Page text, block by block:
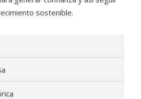
sostenible.